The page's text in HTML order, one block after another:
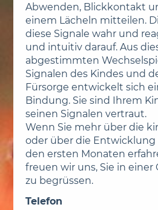
Abwenden, Blickkontakt
einem Lächeln mitteilen.
diese Signale wahr und
und intuitiv darauf. Aus
abgestimmten
Signalen des Kindes und
Fürsorge entwickelt sich
Bindung. Sie sind Ihrem
seinen Signalen vertraut.
Wenn Sie mehr über die
oder über die Entwicklung
den ersten Monaten
freuen wir uns, Sie in
zu begrüssen.
Telefon